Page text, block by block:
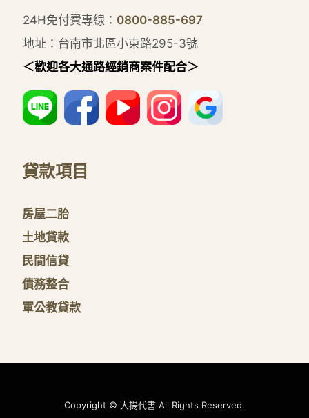
24H免付費專線： 0800-885-697
地址：台南市北區小東路295-3號
＜歡迎各大通路經銷商案件配合＞
貸款項目
房屋二胎
土地貸款
民間信貸
債務整合
軍公教貸款
Copyright © 大揚代書 All Rights Reserved.